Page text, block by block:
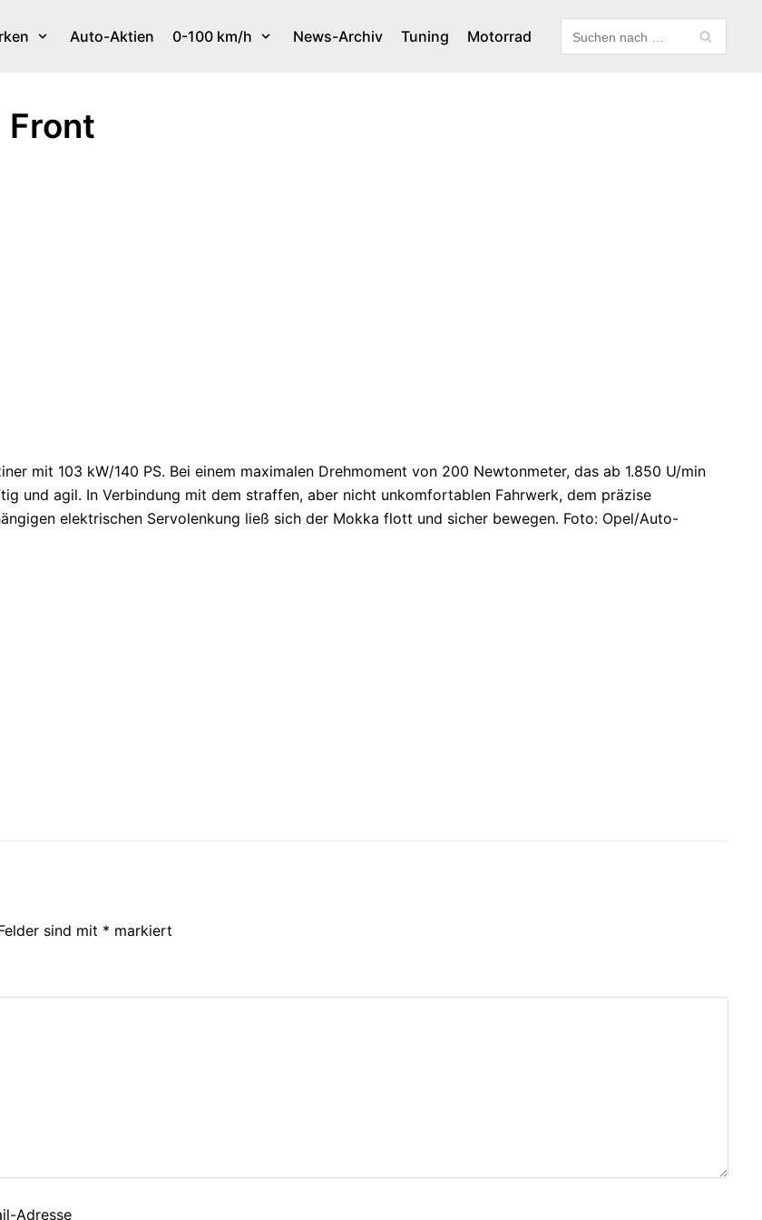
Auto-Aktien 0-100 km/h News-Archiv Tuning Motorrad
Front
mit 103 kW/140 PS. Bei einem maximalen Drehmoment von 200 Newtonmeter, das ab 1.850 U/min
und agil. In Verbindung mit dem straffen, aber nicht unkomfortablen Fahrwerk, dem präzise
elektrischen Servolenkung ließ sich der Mokka flott und sicher bewegen. Foto: Opel/Auto-
sind mit * markiert
Adresse